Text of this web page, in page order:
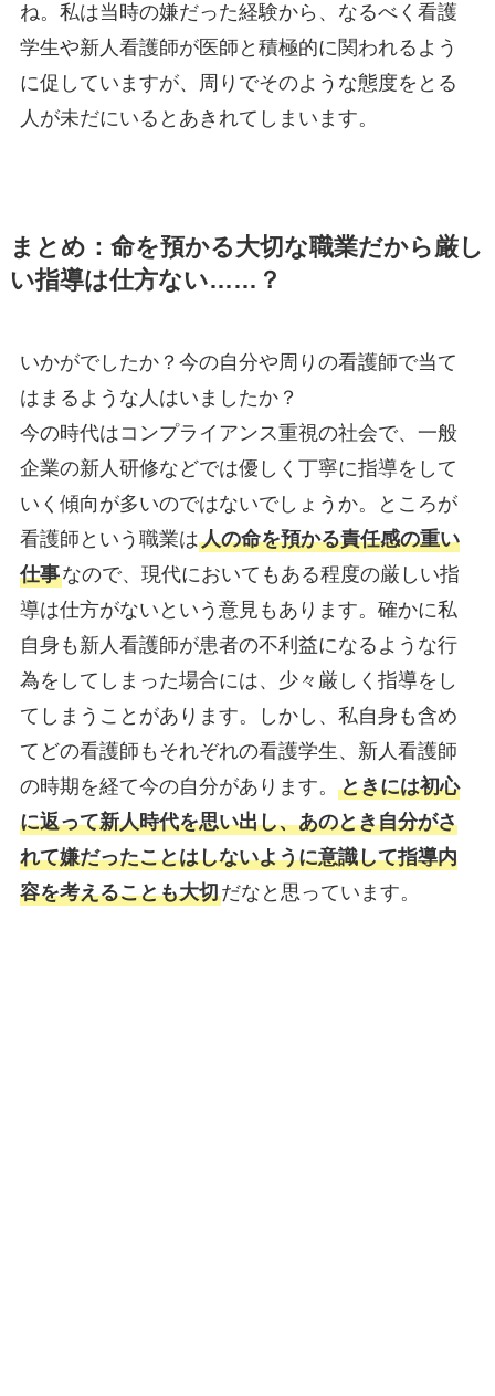
ね。私は当時の嫌だった経験から、なるべく看護
学生や新人看護師が医師と積極的に関われるよう
に促していますが、周りでそのような態度をとる
人が未だにいるとあきれてしまいます。
まとめ：命を預かる大切な職業だから厳し
い指導は仕方ない……？
いかがでしたか？今の自分や周りの看護師で当て
はまるような人はいましたか？
今の時代はコンプライアンス重視の社会で、一般
企業の新人研修などでは優しく丁寧に指導をして
いく傾向が多いのではないでしょうか。ところが
看護師という職業は人の命を預かる責任感の重い
仕事なので、現代においてもある程度の厳しい指
導は仕方がないという意見もあります。確かに私
自身も新人看護師が患者の不利益になるような行
為をしてしまった場合には、少々厳しく指導をし
てしまうことがあります。しかし、私自身も含め
てどの看護師もそれぞれの看護学生、新人看護師
の時期を経て今の自分があります。 ときには初心
に返って新人時代を思い出し、あのとき自分がさ
れて嫌だったことはしないように意識して指導内
容を考えることも大切だなと思っています。